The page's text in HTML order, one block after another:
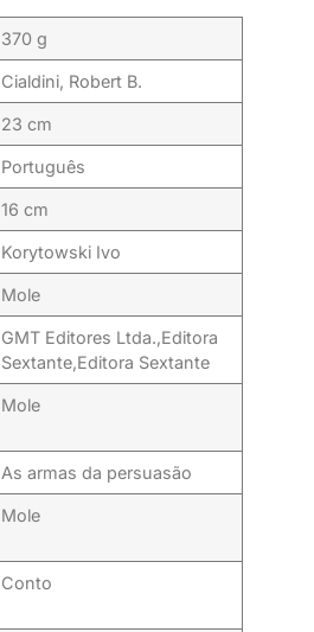
370 g
Cialdini, Robert B.
23 cm
Português
16 cm
Korytowski Ivo
Mole
GMT Editores Ltda.,Editora
Sextante,Editora Sextante
Mole
As armas da persuasão
Mole
Conto